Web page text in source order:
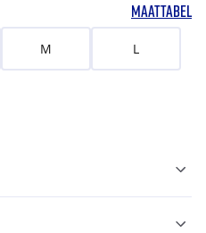
MAATTABEL
M L